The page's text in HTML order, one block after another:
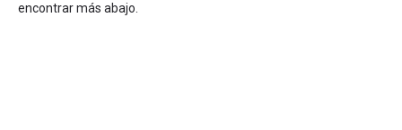
encontrar más abajo.